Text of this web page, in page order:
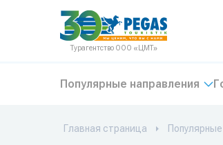
На главную
Турагентство ООО «ЦМТ»
Популярные направления
Главная страница